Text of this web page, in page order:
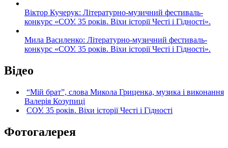
Віктор Кучерук: Літературно-музичний фестиваль-
конкурс «СОУ. 35 років. Віхи історії Честі і Гідності».
Мила Василенко: Літературно-музичний фестиваль-
конкурс «СОУ. 35 років. Віхи історії Честі і Гідності».
Відео
“Мій брат”, слова Микола Гриценка, музика і виконання
Валерія Козупиці
СОУ. 35 років. Віхи історії Честі і Гідності
Фотогалерея